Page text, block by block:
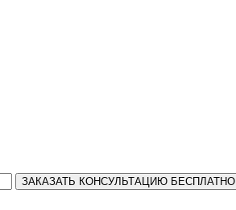
ЗАКАЗАТЬ КОНСУЛЬТАЦИЮ БЕСПЛАТНО